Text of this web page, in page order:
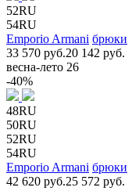
52RU
54RU
Emporio Armani брюки
33 570 руб.20 142 руб.
весна-лето 26
-40%
48RU
50RU
52RU
54RU
Emporio Armani брюки
42 620 руб.25 572 руб.